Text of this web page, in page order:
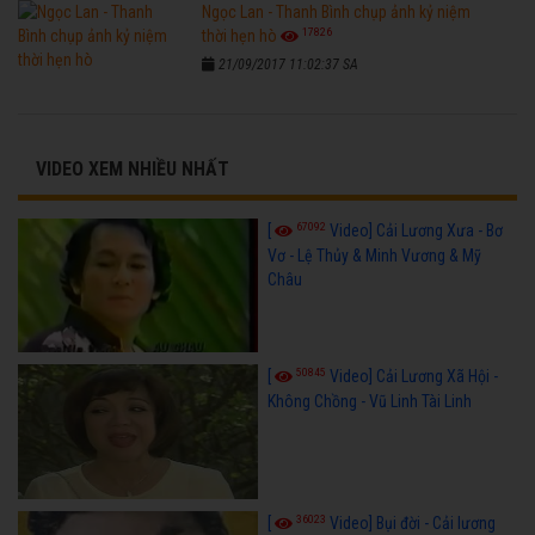
Ngọc Lan - Thanh Bình chụp ảnh kỷ niệm
thời hẹn hò
17826
21/09/2017 11:02:37 SA
VIDEO XEM NHIỀU NHẤT
[ 67092 Video] Cải Lương Xưa - Bơ
Vơ - Lệ Thủy & Minh Vương & Mỹ
Châu
50845 Video] Cải Lương Xã Hội -
Không Chồng - Vũ Linh Tài Linh
36023 Video] Bụi đời - Cải lương